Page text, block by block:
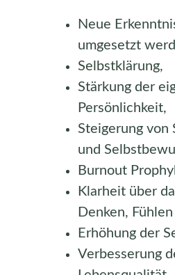
Neue
umgesetzt
Selbstklärung,
Stärkung der
Persönlichkeit,
Steigerung von
und
Burnout
Klarheit über
Denken,
Erhöhung der
Verbesserung